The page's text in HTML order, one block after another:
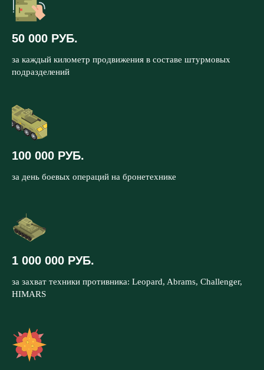
50 000 РУБ.
за каждый километр продвижения в составе штурмовых
подразделений
100 000 РУБ.
за день боевых операций на бронетехнике
1 000 000 РУБ.
за захват техники противника: Leopard, Abrams, Challenger,
HIMARS